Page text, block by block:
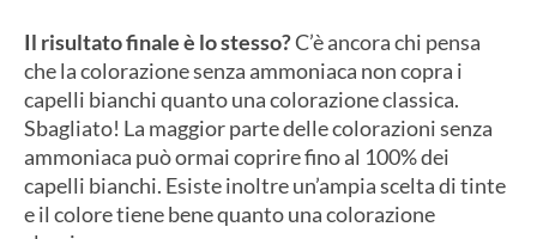
Il risultato finale è lo stesso?C’è ancora chi pensa
che la colorazione senza ammoniaca non copra i
capelli bianchi quanto una colorazione classica.
Sbagliato! La maggior parte delle colorazioni senza
ammoniaca può ormai coprire fino al 100% dei
capelli bianchi. Esiste inoltre un’ampia scelta di tinte
e il colore tiene bene quanto una colorazione